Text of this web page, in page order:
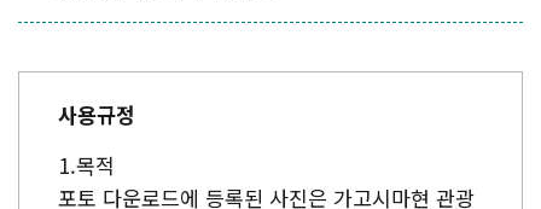
사용규정
목적
포토 다운로드에 등록된 사진은 가고시마현 관광